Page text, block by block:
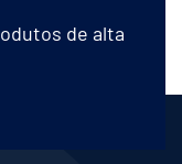
de alta